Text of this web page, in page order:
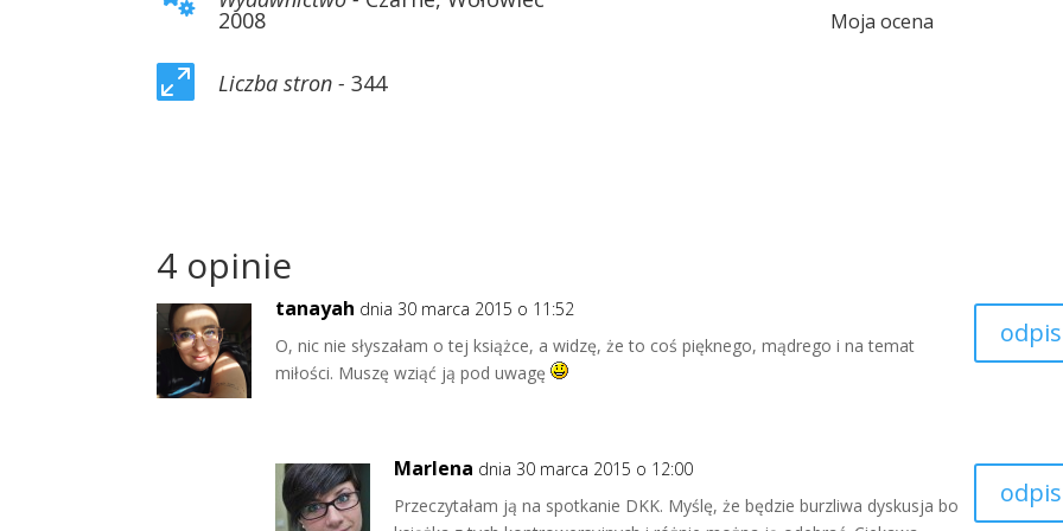
2008
 Liczba stron - 344
Moja ocena
4 opinie
tanayah dnia 30 marca 2015 o 11:52
O, nic nie słyszałam o tej książce, a widzę, że to coś pięknego, mądrego i na temat
miłości. Muszę wziąć ją pod uwagę
Marlena dnia 30 marca 2015 o 12:00
Przeczytałam ją na spotkanie DKK. Myślę, że będzie burzliwa dyskusja bo